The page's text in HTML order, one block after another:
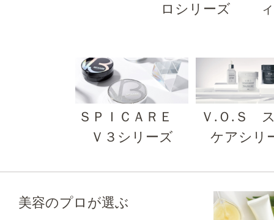
ロシリーズ
ＳＰＩＣＡＲＥ
Ｖ３シリーズ
Ｖ.Ｏ.Ｓ
ケアシリ
美容のプロが選ぶ